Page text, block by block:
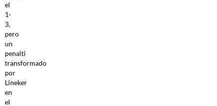
el
1-
3,
pero
un
penalti
transformado
por
Lineker
en
el